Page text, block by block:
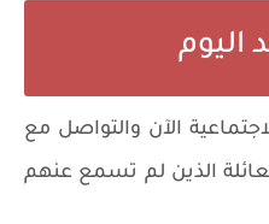
اليوم
الآن والتواصل مع
الذين لم تسمع عنهم